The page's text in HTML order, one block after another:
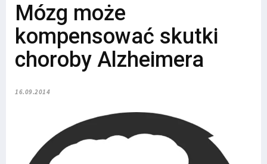
Mózg może
kompensować skutki
choroby Alzheimera
16.09.2014